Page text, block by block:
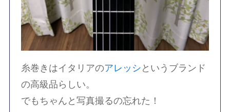
糸巻きはイタリアのアレッシ というブランド
の高級品らしい。
でもちゃんと写真撮るの忘れた！